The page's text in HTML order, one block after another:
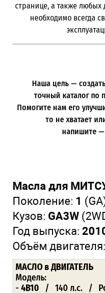
странице, а также любых
необходимо всегда
Наша цель —
точный каталог по
Помогите нам его
то не хватает
напишите
Масла для
Поколение: 1
Кузов: GA3W
Год выпуска:
Объём двигателя:
МАСЛО в ДВИГАТЕЛЬ
Модель:
- 4B10 / 140 л.с. /